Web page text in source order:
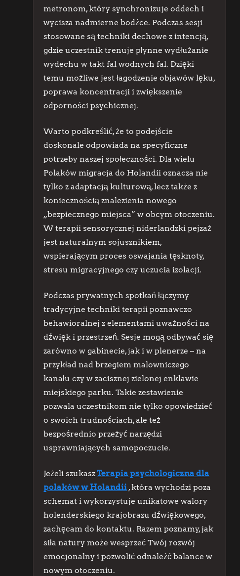
metronom, który synchronizuje oddech i
wycisza nadmierne bodźce. Podczas sesji
stosowane są techniki dechowe z intencją,
gdzie uczestnik trenuje płynne wydłużanie
wydechu w takt fal wodnych fal. Dzięki
temu możliwe jest łagodzenie objawów lęku,
poprawa koncentracji i zwiększenie
odporności psychicznej.
Warto podkreślić, że to podejście
doskonale odpowiada na specyficzne
potrzeby naszej społeczności. Dla wielu
Polaków migracja do Holandii oznacza nie
tylko z adaptacją kulturową, lecz także z
koniecznością znalezienia nowego
„bezpiecznego miejsca” w obcym otoczeniu.
W terapii sensorycznej niderlandzki pejzaż
jest naturalnym sojusznikiem,
wspierającym proces oswajania tęsknoty,
stresu migracyjnego czy uczucia izolacji.
Podczas prywatnych spotkań łączymy
tradycyjne techniki terapii poznawczo
behawioralnej z elementami uważności na
dźwięk i przestrzeń. Sesje mogą odbywać się
zarówno w gabinecie, jak i w plenerze – na
przykład nad brzegiem malowniczego
kanału czy w zacisznej zielonej enklawie
miejskiego parku. Takie zestawienie
pozwala uczestnikom nie tylko opowiedzieć
o swoich trudnościach, ale też
bezpośrednio przeżyć narzędzi
usprawniających samopoczucie.
Jeżeli szukaszTerapia psychologiczna dla
polaków w Holandii , która wychodzi poza
schemat i wykorzystuje unikatowe walory
holenderskiego krajobrazu dźwiękowego,
zachęcam do kontaktu. Razem poznamy, jak
siła natury może wesprzeć Twój rozwój
emocjonalny i pozwolić odnaleźć balance w
nowym otoczeniu.